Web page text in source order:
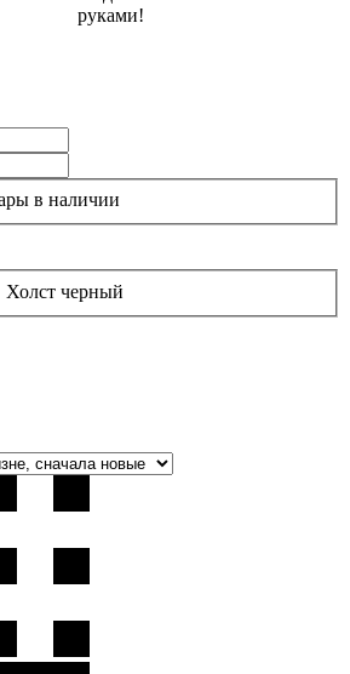
руками!
в наличии
Холст черный